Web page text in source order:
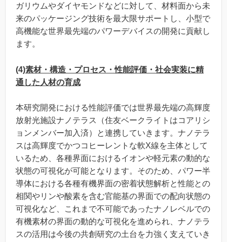
ガリウムやダイヤモンドなどに対して、材料面から未
来のパッケージング技術を最大限サポートし、小型で
高機能な世界最先端のパワーデバイスの開発に貢献し
ます。
(4)素材・構造・プロセス・性能評価・社会実装に精
通した人材の育成
本研究開発における性能評価では世界最先端の高輝度
放射光施設ナノテラス（住友ベークライトはコアリシ
ョンメンバー加入済）と連携していきます。ナノテラ
スは高輝度でかつコヒーレントな軟X線を主体として
いるため、各種界面におけるイオンや軽元素の動的な
状態の可視化が可能となります。そのため、パワー半
導体における各種有機界面の密着状態解析と性能との
相関やリンや酸素を含む官能基の界面での配向状態の
可視化など、これまで不可能であったナノレベルでの
有機素材の界面の動的な可視化を進められ、ナノテラ
スの活用は今後の共創研究の土台を力強く支えていき